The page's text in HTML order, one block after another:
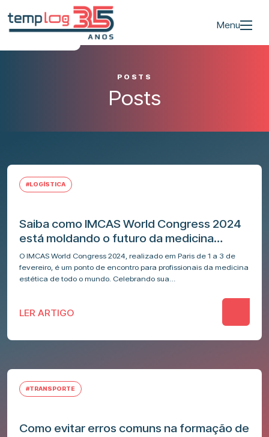
Menu
POSTS
Posts
#LOGÍSTICA
Saiba como IMCAS World Congress 2024
está moldando o futuro da medicina
estética no Mundo e no Brasil
O IMCAS World Congress 2024, realizado em Paris de 1 a 3 de
fevereiro, é um ponto de encontro para profissionais da medicina
estética de todo o mundo. Celebrando sua…
LER ARTIGO
#TRANSPORTE
Como evitar erros comuns na formação de